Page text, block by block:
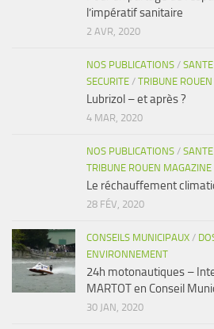
l’impératif sanitaire
2 AVR, 2020
NOS PUBLICATIONS /
SECURITE / TRIBUNE
Lubrizol – et après ?
4 MAR, 2020
NOS PUBLICATIONS /
TRIBUNE ROUEN MAGAZINE
Le réchauffement
28 FÉV, 2020
CONSEILS MUNICIPAUX /
ENVIRONNEMENT
24h motonautiques –
MARTOT en Conseil
30 JAN, 2020